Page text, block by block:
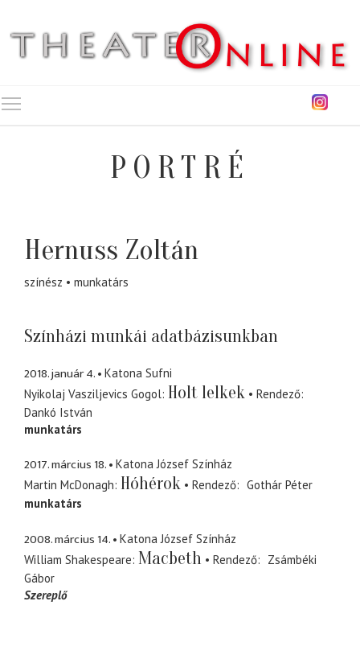
PORTRÉ
Hernuss Zoltán
színész munkatárs
Színházi munkái adatbázisunkban
2018. január 4.
Katona Sufni
Nyikolaj Vasziljevics Gogol Holt lelkek
Rendező
Dankó István
munkatárs
2017. március 18.
Katona József Színház
Martin McDonagh Hóhérok Rendező
Gothár Péter
munkatárs
2008. március 14.
Katona József Színház
William Shakespeare Macbeth Rendező
Zsámbéki
Gábor
Szereplő